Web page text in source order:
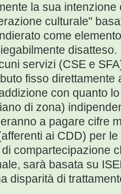
la sua
culturale"
come
disatteso.
servizi (CSE e
fisso direttamente
con quanto
di zona)
a pagare cifre
ai CDD) per
compartecipazione
sarà basata su
disparità di